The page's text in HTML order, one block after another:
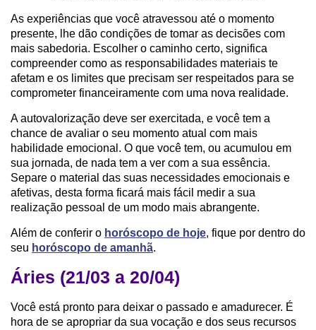
As experiências que você atravessou até o momento
presente, lhe dão condições de tomar as decisões com
mais sabedoria. Escolher o caminho certo, significa
compreender como as responsabilidades materiais te
afetam e os limites que precisam ser respeitados para se
comprometer financeiramente com uma nova realidade.
A autovalorização deve ser exercitada, e você tem a
chance de avaliar o seu momento atual com mais
habilidade emocional. O que você tem, ou acumulou em
sua jornada, de nada tem a ver com a sua essência.
Separe o material das suas necessidades emocionais e
afetivas, desta forma ficará mais fácil medir a sua
realização pessoal de um modo mais abrangente.
Além de conferir o horóscopo de hoje, fique por dentro do
seu horóscopo de amanhã.
Áries (21/03 a 20/04)
Você está pronto para deixar o passado e amadurecer. É
hora de se apropriar da sua vocação e dos seus recursos